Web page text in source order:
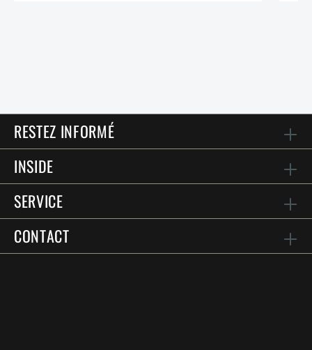
RESTEZ INFORMÉ
INSIDE
SERVICE
CONTACT